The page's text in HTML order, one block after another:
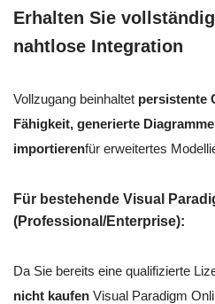
Erhalten Sie
nahtlose Integration
Vollzugang beinhaltet persistente
Fähigkeit, generierte
importierenfür erweitertes
Für bestehende Visual
(Professional/Enterprise):
Da Sie bereits eine qualifizierte
nicht kaufen Visual Paradigm